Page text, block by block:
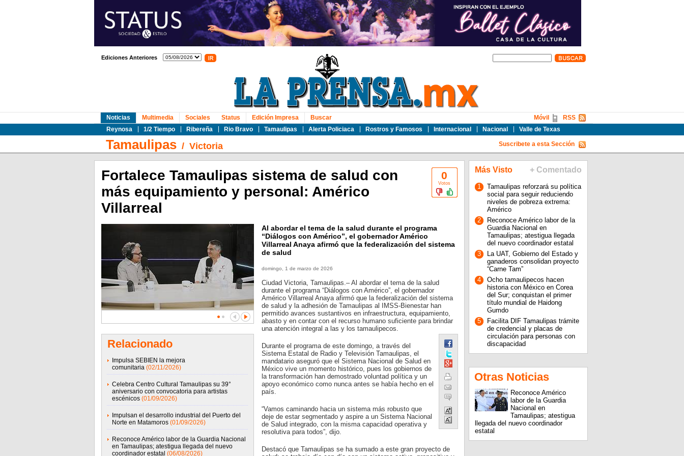
Ediciones Anteriores
Noticias
Reynosa
1/2 Tiempo Ribereña Rio Bravo Tamaulipas Alerta Policiaca Rostros y Famosos Internacional Nacional Valle de Texas
Multimedia Sociales Status Edición Impresa Buscar RSS
Móvil
Tamaulipas/ Victoria Suscribete a esta Sección
0
Votos
Fortalece Tamaulipas sistema de salud con
más equipamiento y personal: Américo
Villarreal
Relacionado
Impulsa SEBIEN la mejora
comunitaria (02/11/2026)
Celebra Centro Cultural Tamaulipas su 39°
aniversario con convocatoria para artistas
escénicos (01/09/2026)
Impulsan el desarrollo industrial del Puerto del
Norte en Matamoros (01/09/2026)
Reconoce Américo labor de la Guardia Nacional
en Tamaulipas; atestigua llegada del nuevo
coordinador estatal (06/08/2026)
Al abordar el tema de la salud durante el programa
“Diálogos con Américo”, el gobernador Américo
Villarreal Anaya afirmó que la federalización del sistema
de salud
domingo, 1 de marzo de 2026
Ciudad Victoria, Tamaulipas.– Al abordar el tema de la salud
durante el programa “Diálogos con Américo”, el gobernador
Américo Villarreal Anaya afirmó que la federalización del sistema
de salud y la adhesión de Tamaulipas al IMSS-Bienestar han
permitido avances sustantivos en infraestructura, equipamiento,
abasto y en contar con el recurso humano suficiente para brindar
una atención integral a las y los tamaulipecos.
Durante el programa de este domingo, a través del
Sistema Estatal de Radio y Televisión Tamaulipas, el
mandatario aseguró que el Sistema Nacional de Salud en
México vive un momento histórico, pues los gobiernos de
la transformación han demostrado voluntad política y un
apoyo económico como nunca antes se había hecho en el
país.
“Vamos caminando hacia un sistema más robusto que
deje de estar segmentado y aspire a un Sistema Nacional
de Salud integrado, con la misma capacidad operativa y
resolutiva para todos”, dijo.
Destacó que Tamaulipas se ha sumado a este gran proyecto de
Más Visto + Comentado
1
Tamaulipas reforzará su política
social para seguir reduciendo
niveles de pobreza extrema:
Américo
2
Reconoce Américo labor de la
Guardia Nacional en
Tamaulipas; atestigua llegada
del nuevo coordinador estatal
3
La UAT, Gobierno del Estado y
ganaderos consolidan proyecto
“Carne Tam”
4
Ocho tamaulipecos hacen
historia con México en Corea
del Sur; conquistan el primer
título mundial de Haidong
Gumdo
5
Facilita DIF Tamaulipas trámite
de credencial y placas de
circulación para personas con
discapacidad
Otras Noticias
Reconoce Américo
labor de la Guardia
Nacional en
Tamaulipas; atestigua
llegada del nuevo coordinador
estatal